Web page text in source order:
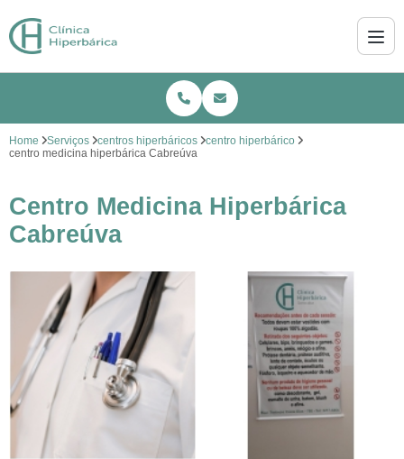
Home Serviços centros hiperbáricos
centro hiperbárico
centro medicina hiperbárica Cabreúva
Centro Medicina Hiperbárica
Cabreúva